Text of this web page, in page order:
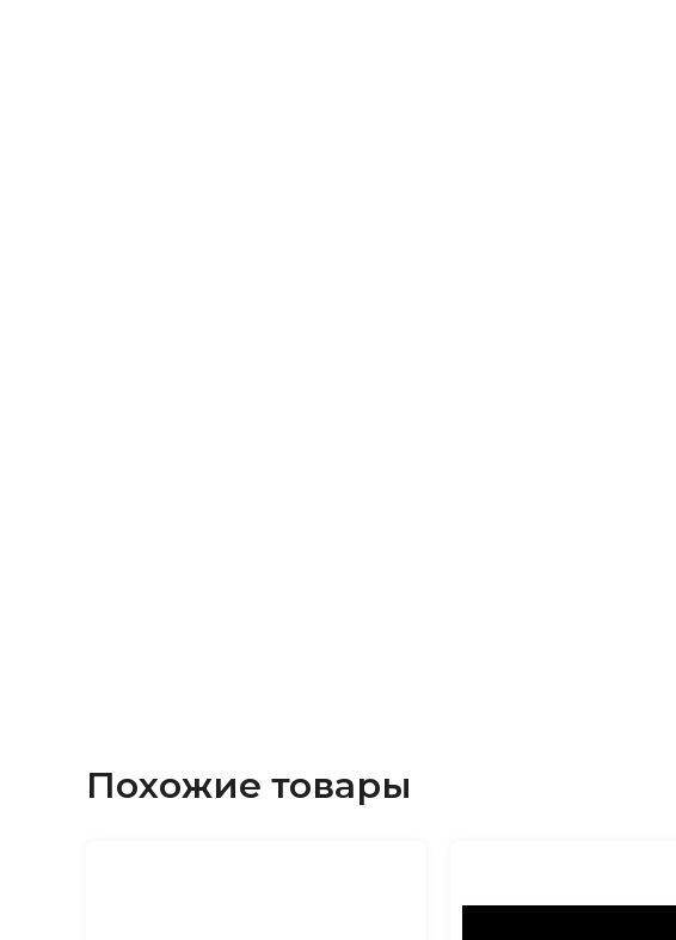
При использовании поводка 20 см из струны №2
Удилище длиной 7,0-7,6 фута
Похожие товары